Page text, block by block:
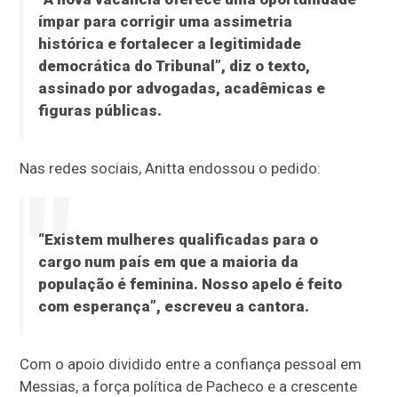
ímpar para corrigir uma assimetria
histórica e fortalecer a legitimidade
democrática do Tribunal”, diz o texto,
assinado por advogadas, acadêmicas e
figuras públicas.
Nas redes sociais, Anitta endossou o pedido:
“Existem mulheres qualificadas para o
cargo num país em que a maioria da
população é feminina. Nosso apelo é feito
com esperança”, escreveu a cantora.
Com o apoio dividido entre a confiança pessoal em
Messias, a força política de Pacheco e a crescente